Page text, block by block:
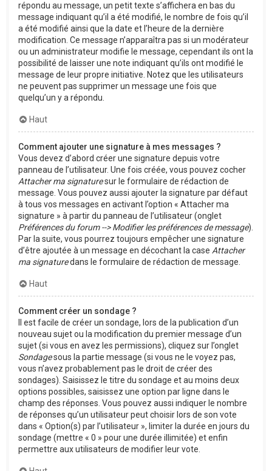
répondu au message, un petit texte s’affichera en bas du
message indiquant qu’il a été modifié, le nombre de fois qu’il
a été modifié ainsi que la date et l’heure de la dernière
modification. Ce message n’apparaîtra pas si un modérateur
ou un administrateur modifie le message, cependant ils ont la
possibilité de laisser une note indiquant qu’ils ont modifié le
message de leur propre initiative. Notez que les utilisateurs
ne peuvent pas supprimer un message une fois que
quelqu’un y a répondu.
Haut
Comment ajouter une signature à mes messages ?
Vous devez d’abord créer une signature depuis votre
panneau de l’utilisateur. Une fois créée, vous pouvez cocher
Attacher ma signaturesur le formulaire de rédaction de
message. Vous pouvez aussi ajouter la signature par défaut
à tous vos messages en activant l’option « Attacher ma
signature » à partir du panneau de l’utilisateur (onglet
Préférences du forum --> Modifier les préférences de message).
Par la suite, vous pourrez toujours empêcher une signature
d’être ajoutée à un message en décochant la case Attacher
ma signaturedans le formulaire de rédaction de message.
Haut
Comment créer un sondage ?
Il est facile de créer un sondage, lors de la publication d’un
nouveau sujet ou la modification du premier message d’un
sujet (si vous en avez les permissions), cliquez sur l’onglet
Sondagesous la partie message (si vous ne le voyez pas,
vous n’avez probablement pas le droit de créer des
sondages). Saisissez le titre du sondage et au moins deux
options possibles, saisissez une option par ligne dans le
champ des réponses. Vous pouvez aussi indiquer le nombre
de réponses qu’un utilisateur peut choisir lors de son vote
dans « Option(s) par l’utilisateur », limiter la durée en jours du
sondage (mettre « 0 » pour une durée illimitée) et enfin
permettre aux utilisateurs de modifier leur vote.